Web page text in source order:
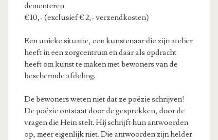
dementeren
€ 10,- (exclusief € 2,- verzendkosten)
Een unieke situatie, een kunstenaar die zijn atelier
heeft in een zorgcentrum en daar als opdracht
heeft om kunst te maken met bewoners van de
beschermde afdeling.
De bewoners weten niet dat ze poëzie schrijven!
De poëzie ontstaat door de gesprekken, door de
vragen die Hein stelt. Hij schrijft hun antwoorden
op, meer eigenlijk niet. Die antwoorden zijn helder